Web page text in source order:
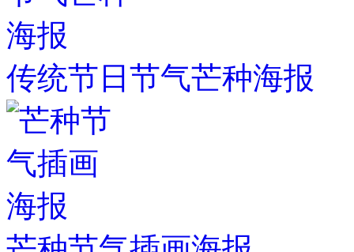
传统节日节气芒种海报